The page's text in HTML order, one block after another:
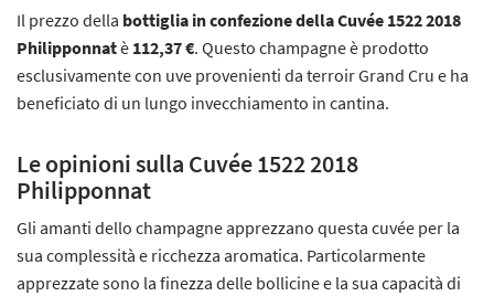
Il prezzo della bottiglia in confezione della Cuvée 1522 2018
Philipponnatè 112,37 €. Questo champagne è prodotto
esclusivamente con uve provenienti da terroir Grand Cru e ha
beneficiato di un lungo invecchiamento in cantina.
Le opinioni sulla Cuvée 1522 2018
Philipponnat
Gli amanti dello champagne apprezzano questa cuvée per la
sua complessità e ricchezza aromatica. Particolarmente
apprezzate sono la finezza delle bollicine e la sua capacità di